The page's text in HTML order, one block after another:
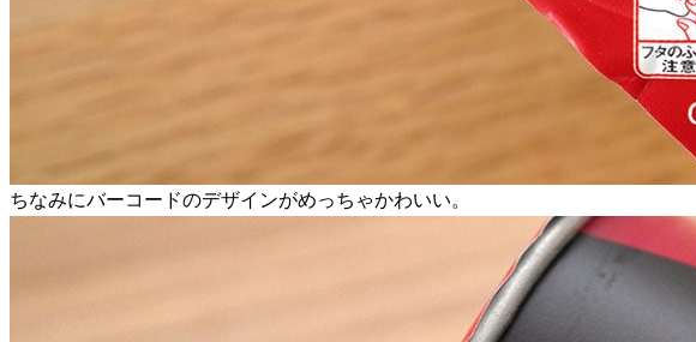
ちなみにバーコードのデザインがめっちゃかわいい。